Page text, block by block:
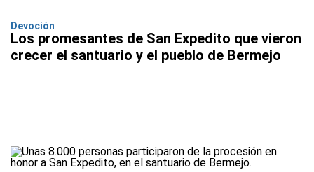
Devoción
Los promesantes de San Expedito que vieron
crecer el santuario y el pueblo de Bermejo